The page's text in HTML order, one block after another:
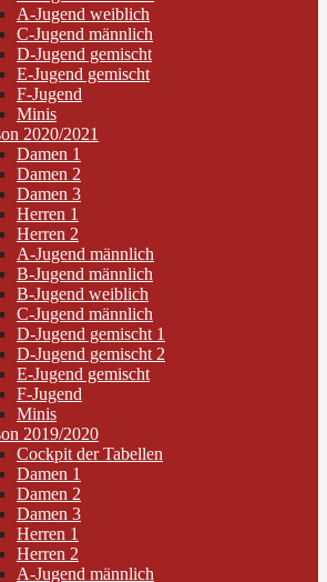
A-Jugend weiblich
C-Jugend männlich
D-Jugend gemischt
E-Jugend gemischt
F-Jugend
Minis
2020/2021
Damen 1
Damen 2
Damen 3
Herren 1
Herren 2
A-Jugend männlich
B-Jugend männlich
B-Jugend weiblich
C-Jugend männlich
D-Jugend gemischt 1
D-Jugend gemischt 2
E-Jugend gemischt
F-Jugend
Minis
2019/2020
Cockpit der Tabellen
Damen 1
Damen 2
Damen 3
Herren 1
Herren 2
A-Jugend männlich